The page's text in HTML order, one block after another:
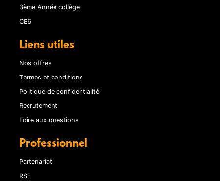
3ème Année collège
CE6
Liens utiles
Nos offres
Termes et conditions
Politique de confidentialité
Recrutement
Foire aux questions
Professionnel
Partenariat
RSE